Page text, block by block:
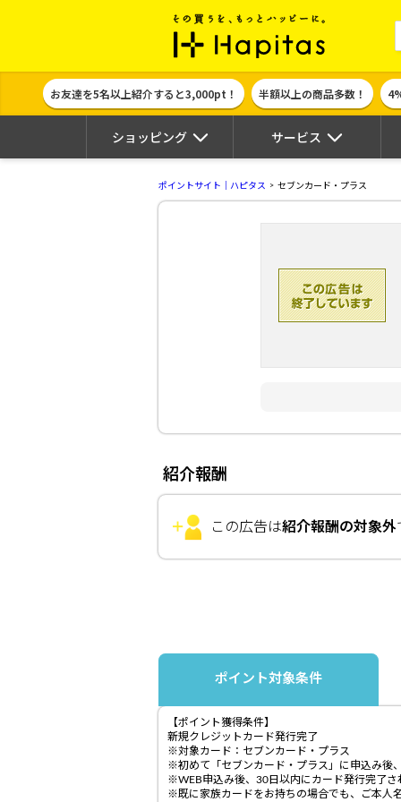
ポイント貯め
お友達を5名以上紹介すると3,000pt！ 半額以上の商品多数！
ショッピング サービス
ポイントサイト｜ハピタス セブンカード・プラス
紹介報酬
この広告は紹介報酬の対象外
ポイント対象条件
【ポイント獲得条件】
新規クレジットカード発行完了
※対象カード：セブンカード・プラス
※初めて「セブンカード・プラス」に申込み後
※WEB申込み後、30日以内にカード発行完了さ
※既に家族カードをお持ちの場合でも、ご本人